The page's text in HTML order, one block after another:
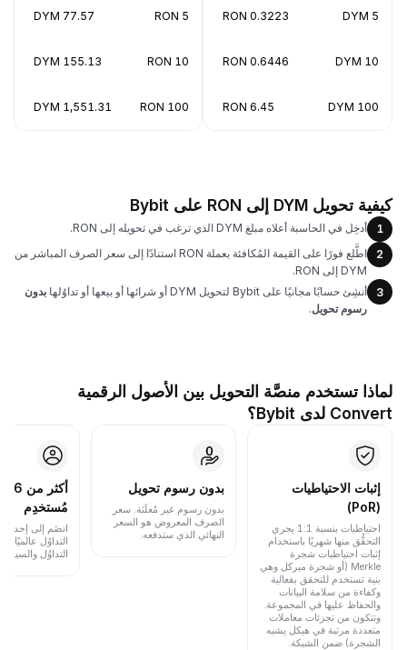
5 DYM
0.3223 RON
10 DYM
0.6446 RON
100 DYM
6.45 RON
5 RON
77.57 DYM
10 RON
155.13 DYM
100 RON
1,551.31 DYM
كيفية تحويل DYM إلى RON على Bybit
1
أدخِل في الحاسبة أعلاه مبلغ DYM الذي ترغب في تحويله إلى RON.
2
اطَّلع فورًا على القيمة المُكافئة بعملة RON استنادًا إلى سعر الصرف المباشر من
DYM إلى RON.
3
أنشِئ حسابًا مجانيًا على Bybit لتحويل DYM أو شرائها أو بيعها أو تداوُلها
بدون
رسوم تحويل.
لماذا تستخدم منصَّة التحويل بين الأصول الرقمية
Convert لدى Bybit؟
إثبات الاحتياطيات
(PoR)
احتياطيات بنسبة 1:1 يجري
التحقُّق منها شهريًا باستخدام
إثبات احتياطيات شجرة
Merkle (أو شجرة ميركل وهي
بنية تستخدم للتحقق بفعالية
وكفاءة من سلامة البيانات
والحفاظ عليها في المجموعة.
وتتكون من تجزئات معاملات
متعددة مرتبة في هيكل يشبه
الشجرة) ضمن الشبكة.
بدون رسوم تحويل
بدون رسوم غير مُعلَنَة. سعر
الصرف المعروض هو السعر
النهائي الذي ستدفعه.
مُستخدِم
انضَم إلى إحدى
التداوُل
التداوُل والسيولة.